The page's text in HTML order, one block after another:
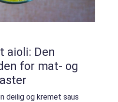
aioli: Den
for mat- og
deilig og kremet saus